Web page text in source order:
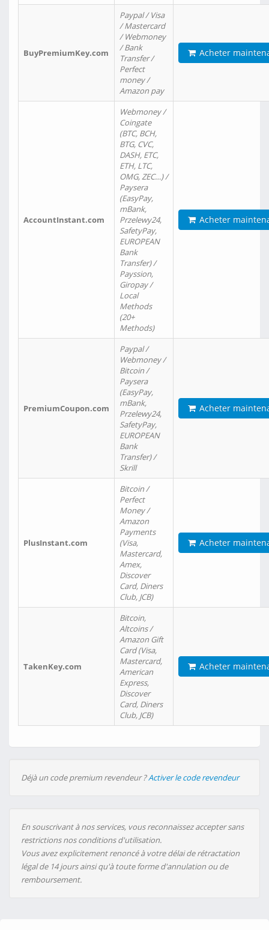
BuyPremiumKey.com
Paypal / Visa
/ Mastercard
/ Webmoney
/ Bank
Transfer /
Perfect
money /
Amazon pay
Acheter
AccountInstant.com
Webmoney /
Coingate
(BTC, BCH,
BTG, CVC,
DASH, ETC,
ETH, LTC,
OMG, ZEC…) /
Paysera
(EasyPay,
mBank,
Przelewy24,
SafetyPay,
EUROPEAN
Bank
Transfer) /
Payssion,
Giropay /
Local
Methods
(20+
Methods)
Acheter
PremiumCoupon.com
Paypal /
Webmoney /
Bitcoin /
Paysera
(EasyPay,
mBank,
Przelewy24,
SafetyPay,
EUROPEAN
Bank
Transfer) /
Skrill
Acheter
PlusInstant.com
Bitcoin /
Perfect
Money /
Amazon
Payments
(Visa,
Mastercard,
Amex,
Discover
Card, Diners
Club, JCB)
Acheter
TakenKey.com
Bitcoin,
Altcoins /
Amazon Gift
Card (Visa,
Mastercard,
American
Express,
Discover
Card, Diners
Club, JCB)
Acheter
Déjà un code premium revendeur ?Activer le code revendeur
En souscrivant à nos services, vous reconnaissez accepter sans
restrictions nos conditions d'utilisation.
Vous avez explicitement renoncé à votre délai de rétractation
légal de 14 jours ainsi qu'à toute forme d'annulation ou de
remboursement.